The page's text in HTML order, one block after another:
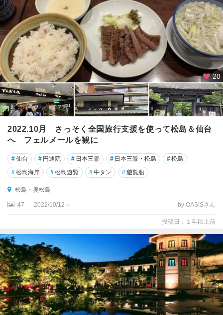
20
2022.10月 さっそく全国旅行支援を使って松島＆仙台
へ フェルメールを観に
#仙台 # 円通院 # 日本三景 # 日本三景・松島 #松島
#松島海岸 #松島遊覧 #牛タン #遊覧船
松島・奥松島
47 2022/10/12～ by OASISさん
投稿日：１年以上前